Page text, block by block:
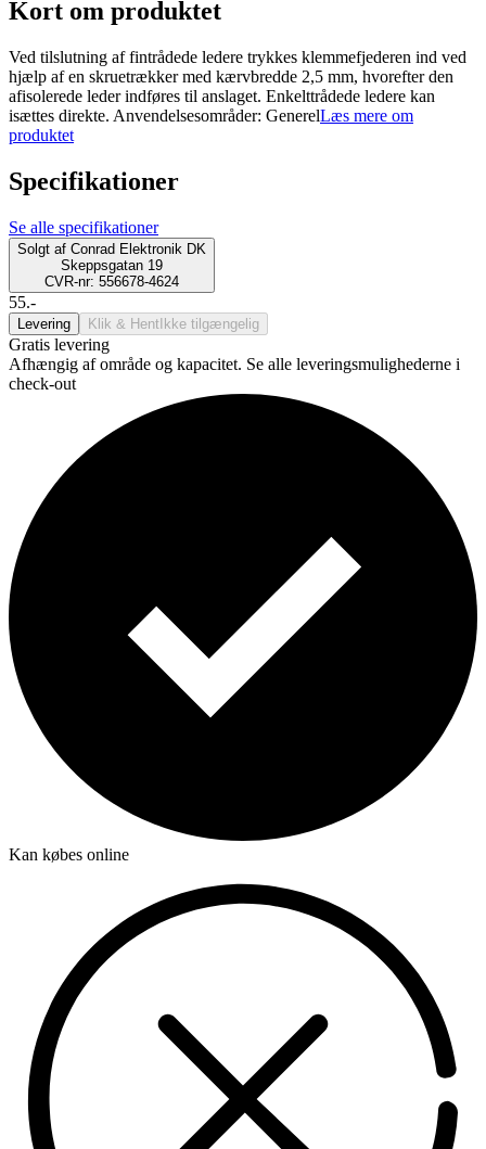
Kort om produktet
Ved tilslutning af fintrådede ledere trykkes klemmefjederen ind ved
hjælp af en skruetrækker med kærvbredde 2,5 mm, hvorefter den
afisolerede leder indføres til anslaget. Enkelttrådede ledere kan
isættes direkte. Anvendelsesområder: GenerelLæs mere om
produktet
Specifikationer
Se alle specifikationer
Solgt af Conrad Elektronik DK
Skeppsgatan 19
CVR-nr: 556678-4624
55.-
Levering Klik & Hent Ikke tilgængelig
Gratis levering
Afhængig af område og kapacitet. Se alle leveringsmulighederne i
check-out
Kan købes online